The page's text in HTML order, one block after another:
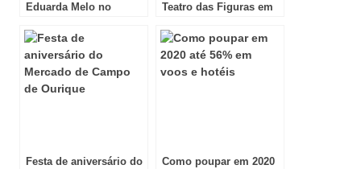
Eduarda Melo no
Queluz!
Teatro das Figuras em
Festa de aniversário do
Como poupar em 2020